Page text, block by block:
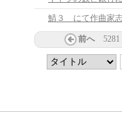
鯖３ にて作曲家志
前へ 5281